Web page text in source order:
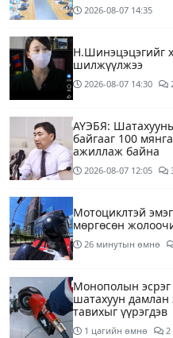
2026-08-07 14:35
Н.Шинэцэцэгийг
шилжүүлжээ
2026-08-07 14:30
АҮЭБЯ:
байгааг 100
ажиллаж байна
2026-08-07 12:05
Мотоциклтэй
мөргөсөн
26 минутын өмнө
Монополын эсрэг
шатахуун дамлан
тавихыг үүрэгдэв
1 цагийн өмнө 2